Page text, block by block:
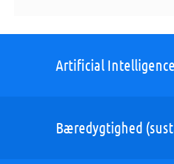
Artificial
Bæredygtighed